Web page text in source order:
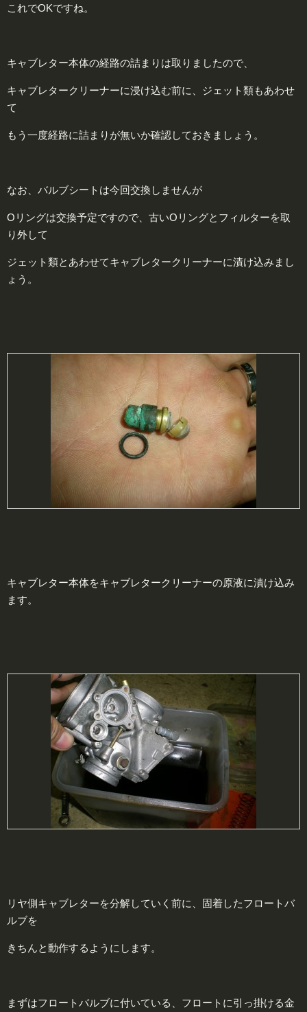
これでOKですね。
キャブレター本体の経路の詰まりは取りましたので、
キャブレタークリーナーに浸け込む前に、ジェット類もあわせ
て
もう一度経路に詰まりが無いか確認しておきましょう。
なお、バルブシートは今回交換しませんが
Oリングは交換予定ですので、古いOリングとフィルターを取
り外して
ジェット類とあわせてキャブレタークリーナーに漬け込みまし
ょう。
キャブレター本体をキャブレタークリーナーの原液に漬け込み
ます。
リヤ側キャブレターを分解していく前に、固着したフロートバ
ルブを
きちんと動作するようにします。
まずはフロートバルブに付いている、フロートに引っ掛ける金